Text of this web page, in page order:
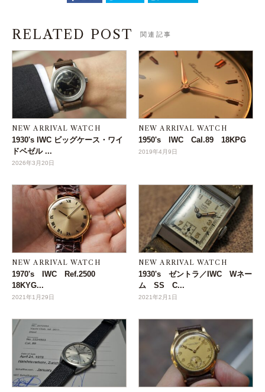
RELATED POST 関連記事
NEW ARRIVAL WATCH
1930's IWC ビッグケース・ワイ
ドベゼル ...
2026年3月20日
NEW ARRIVAL WATCH
1950's IWC Cal.89 18KPG
2019年4月9日
NEW ARRIVAL WATCH
1970's IWC Ref.2500
18KYG...
2021年1月29日
NEW ARRIVAL WATCH
1930's ゼントラ／IWC Wネー
ム SS C...
2021年2月1日